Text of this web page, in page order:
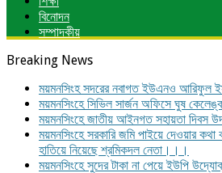
বিনোদন
সম্পাদকীয়
Breaking News
ময়মনসিংহ সদরের নবাগত ইউএনও আরিফুল
ময়মনসিংহে সিভিল সার্জন অফিসে ঘুষ
ময়মনসিংহে জাতীয় আইনগত সহায়তা দিবস
ময়মনসিংহে সরকারি জমি পাইয়ে দেওয়ার কথা
হাতিয়ে নিয়েছে শ্রমিকদল নেতা।।।
ময়মনসিংহে সুদের টাকা না পেয়ে ইউপি